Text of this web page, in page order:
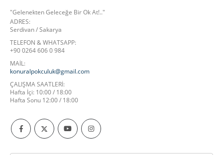
"Gelenekten Geleceğe Bir Ok At!.."
ADRES:
Serdivan / Sakarya
TELEFON & WHATSAPP:
+90 0264 606 0 984
MAİL:
konuralpokculuk@gmail.com
ÇALIŞMA SAATLERI:
Hafta İçi: 10:00 / 18:00
Hafta Sonu 12:00 / 18:00